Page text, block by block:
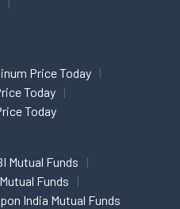
Price Today
Today
Today
Mutual Funds
Funds
India Mutual Funds